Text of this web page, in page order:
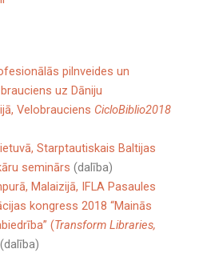
pilnveides un
uz Dāniju
Velobrauciens CicloBiblio2018
Starptautiskais Baltijas
seminārs (dalība)
Malaizijā, IFLA Pasaules
kongress 2018 “Mainās
(Transform Libraries,
(dalība)